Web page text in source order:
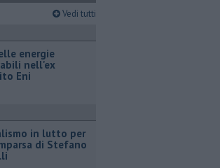
Vedi tutti
energie
nell'ex
Eni
in lutto per
di Stefano